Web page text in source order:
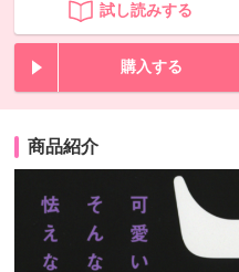
試し読みする
購入する
商品紹介